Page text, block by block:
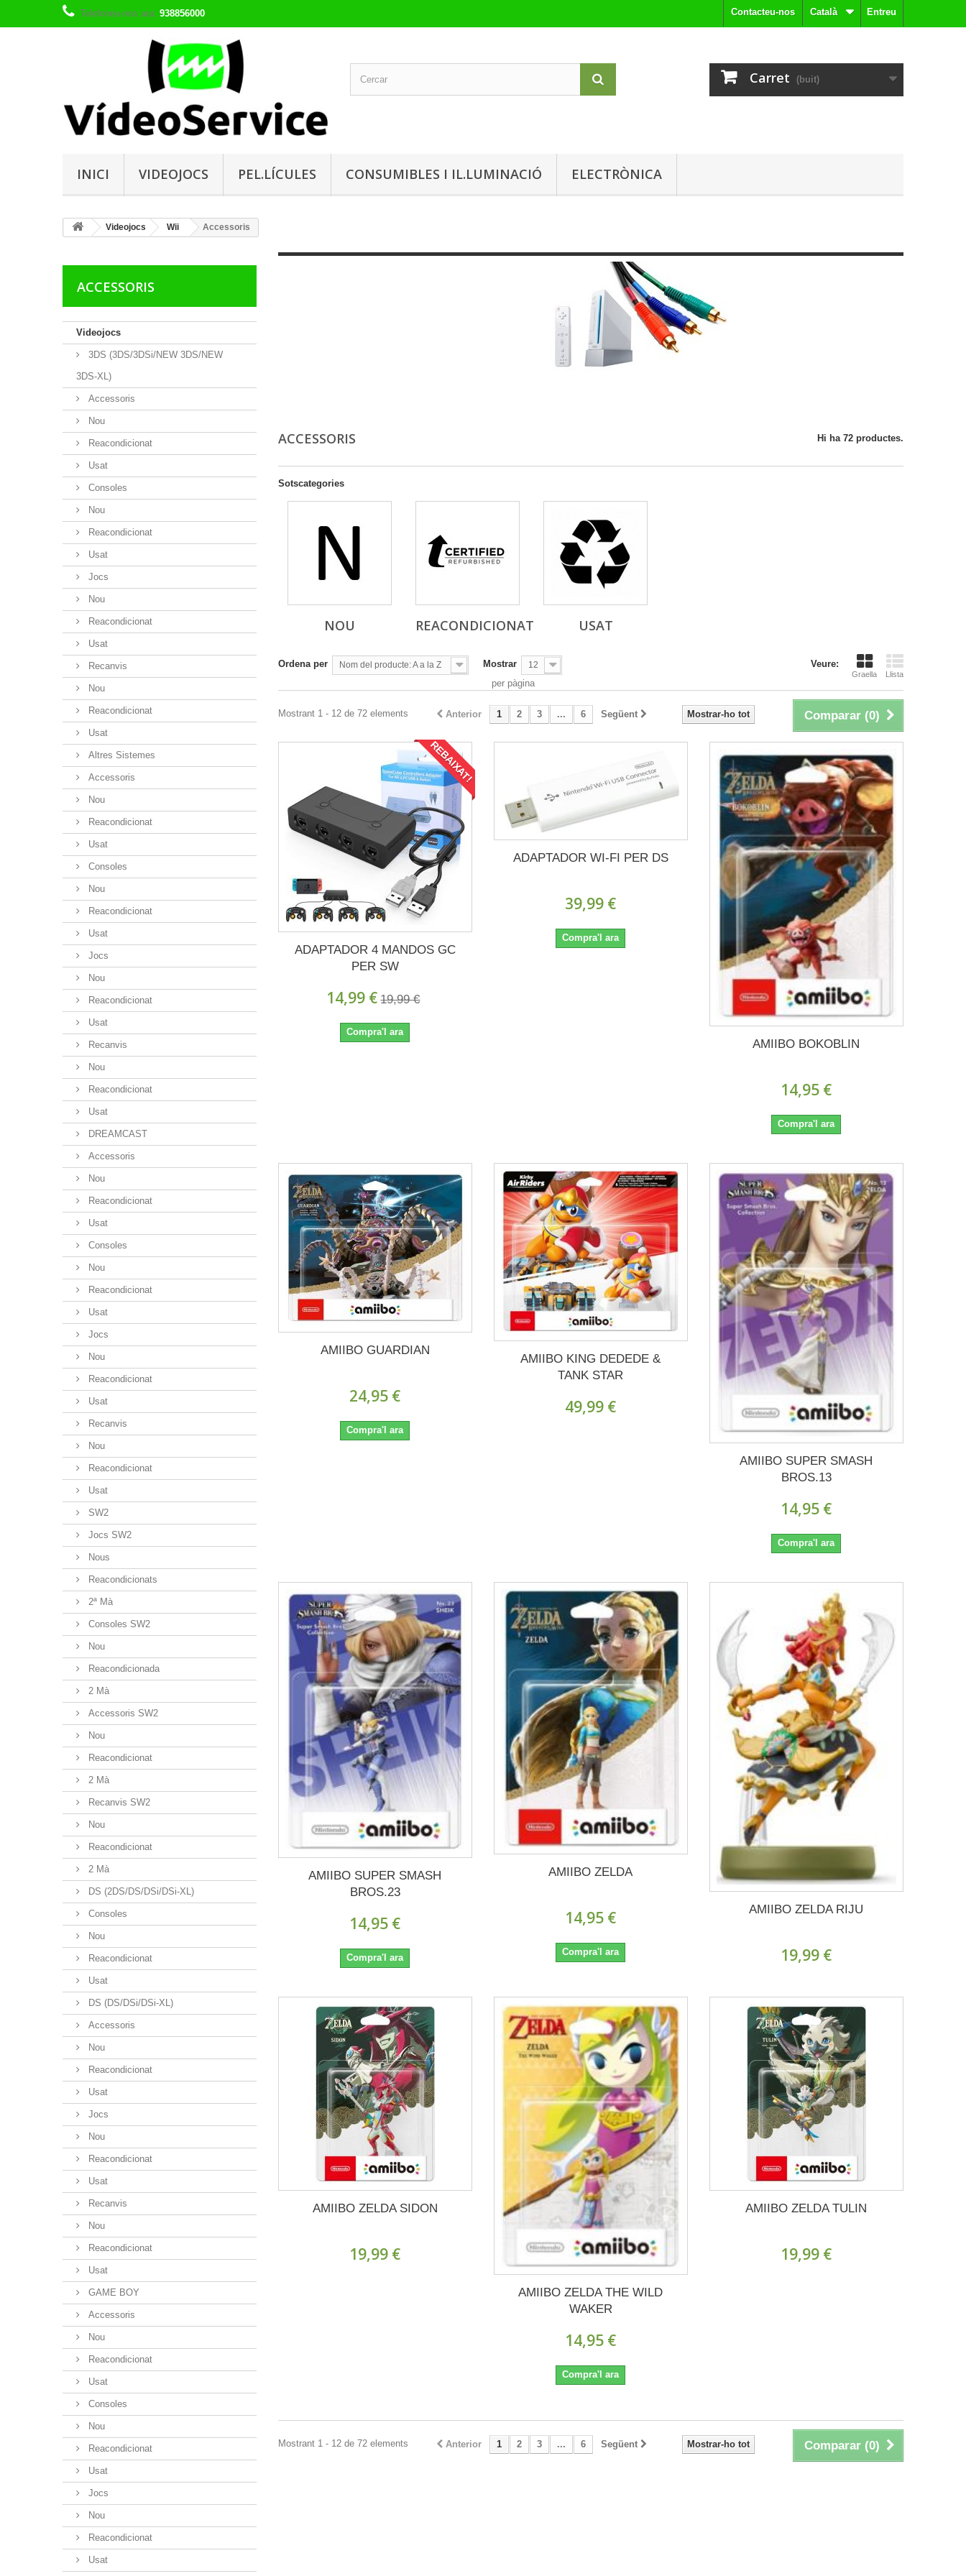
Entreu
Català
Contacteu-nos
Telefoneu-nos ara: 938856000
Carret (buit)
INICI VIDEOJOCS PEL.LÍCULES CONSUMIBLES I IL.LUMINACIÓ ELECTRÒNICA
Videojocs Wii Accessoris
ACCESSORIS
Videojocs
3DS (3DS/3DSi/NEW 3DS/NEW
3DS-XL)
Accessoris
Nou
Reacondicionat
Usat
Consoles
Nou
Reacondicionat
Usat
Jocs
Nou
Reacondicionat
Usat
Recanvis
Nou
Reacondicionat
Usat
Altres Sistemes
Accessoris
Nou
Reacondicionat
Usat
Consoles
Nou
Reacondicionat
Usat
Jocs
Nou
Reacondicionat
Usat
Recanvis
Nou
Reacondicionat
Usat
DREAMCAST
Accessoris
Nou
Reacondicionat
Usat
Consoles
Nou
Reacondicionat
Usat
Jocs
Nou
Reacondicionat
Usat
Recanvis
Nou
Reacondicionat
Usat
SW2
Jocs SW2
Nous
Reacondicionats
2ª Mà
Consoles SW2
Nou
Reacondicionada
2 Mà
Accessoris SW2
Nou
Reacondicionat
2 Mà
Recanvis SW2
Nou
Reacondicionat
2 Mà
DS (2DS/DS/DSi/DSi-XL)
Consoles
Nou
Reacondicionat
Usat
DS (DS/DSi/DSi-XL)
Accessoris
Nou
Reacondicionat
Usat
Jocs
Nou
Reacondicionat
Usat
Recanvis
Nou
Reacondicionat
Usat
GAME BOY
Accessoris
Nou
Reacondicionat
Usat
Consoles
Nou
Reacondicionat
Usat
Jocs
Nou
Reacondicionat
Usat
ACCESSORIS Hi ha 72 productes.
Sotscategories
NOU REACONDICIONAT USAT
Veure:
Graella Llista
Ordena per Nom del producte: A a la Z Mostrar 12
per pàgina
Comparar (0)
Mostrar-ho tot
Anterior 1 2 3 ... 6 Següent
Mostrant 1 - 12 de 72 elements
REBAIXAT!
ADAPTADOR 4 MANDOS GC
PER SW
14,99 € 19,99 €
Compra'l ara
ADAPTADOR WI-FI PER DS
39,99 €
Compra'l ara
AMIIBO BOKOBLIN
14,95 €
Compra'l ara
AMIIBO GUARDIAN
24,95 €
Compra'l ara
AMIIBO KING DEDEDE &
TANK STAR
49,99 €
AMIIBO SUPER SMASH
BROS.13
14,95 €
Compra'l ara
AMIIBO SUPER SMASH
BROS.23
14,95 €
Compra'l ara
AMIIBO ZELDA
14,95 €
Compra'l ara
AMIIBO ZELDA RIJU
19,99 €
AMIIBO ZELDA SIDON
19,99 €
AMIIBO ZELDA THE WILD
WAKER
14,95 €
Compra'l ara
AMIIBO ZELDA TULIN
19,99 €
Comparar (0)
Mostrar-ho tot
Anterior 1 2 3 ... 6 Següent
Mostrant 1 - 12 de 72 elements